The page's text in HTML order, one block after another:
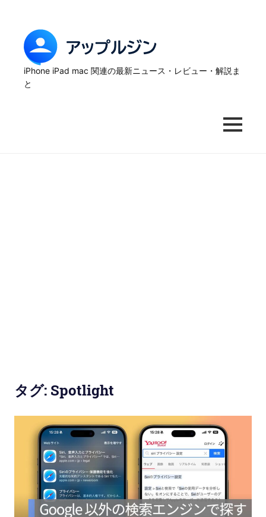
content
ッ
利
な
機
能
iPhone iPad mac 関連の最新ニュース・レビュー・解説ま
と
MENU
タグ: Spotlight